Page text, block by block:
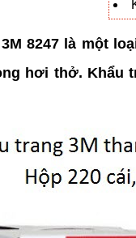
8247 là một
hơi thở. Khẩu